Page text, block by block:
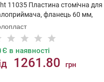
11035 Пластина стомічна для
фланець 60 мм,
15-43 мм 5 шт
Є в наявності
1261.80 грн